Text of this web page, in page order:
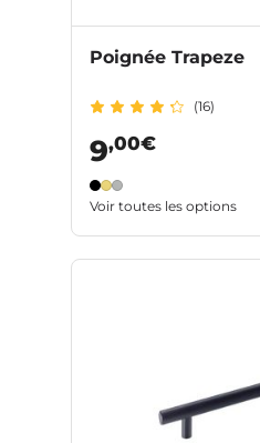
Poignée Trapeze
(16)
9,00€
Voir toutes les options